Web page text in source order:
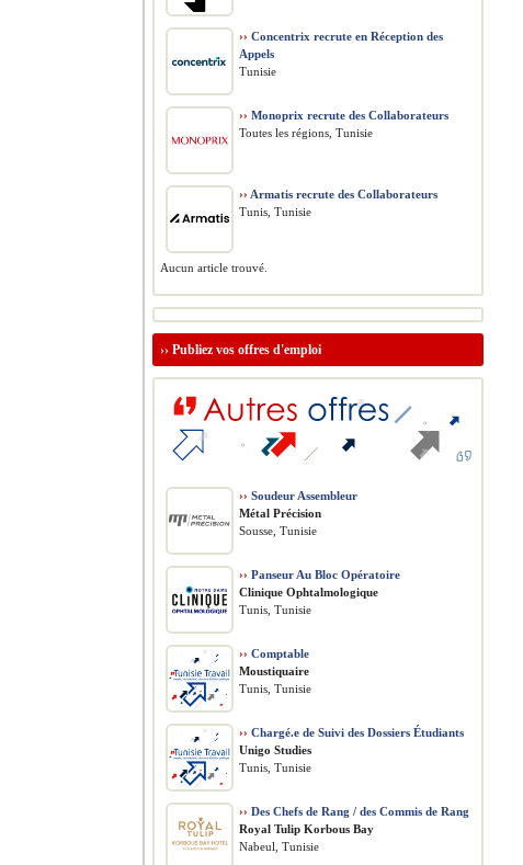
›› Concentrix recrute en Réception des
Appels
Tunisie
›› Monoprix recrute des Collaborateurs
Toutes les régions, Tunisie
›› Armatis recrute des Collaborateurs
Tunis, Tunisie
Aucun article trouvé.
›› Publiez vos offres d'emploi
›› Soudeur Assembleur
Métal Précision
Sousse, Tunisie
›› Panseur Au Bloc Opératoire
Clinique Ophtalmologique
Tunis, Tunisie
›› Comptable
Moustiquaire
Tunis, Tunisie
›› Chargé.e de Suivi des Dossiers Étudiants
Unigo Studies
Tunis, Tunisie
›› Des Chefs de Rang / des Commis de Rang
Royal Tulip Korbous Bay
Nabeul, Tunisie